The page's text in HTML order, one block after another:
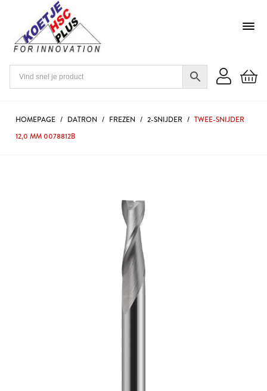
HOMEPAGE / DATRON / FREZEN / 2-SNIJDER / TWEE-SNIJDER
12,0 MM 0078812B